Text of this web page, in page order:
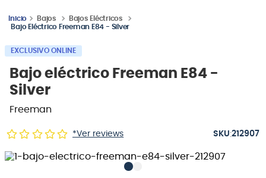
Bajos
Bajos Eléctricos
Bajo Eléctrico Freeman E84 - Silver
EXCLUSIVO ONLINE
Bajo eléctrico Freeman E84 -
Silver
Freeman
*Ver reviews :212907